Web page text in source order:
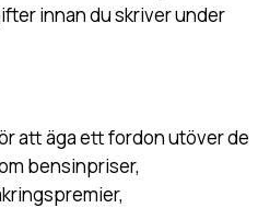
innan du skriver under
att äga ett fordon utöver de
bensinpriser,